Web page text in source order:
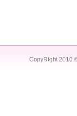
CopyRight 2010